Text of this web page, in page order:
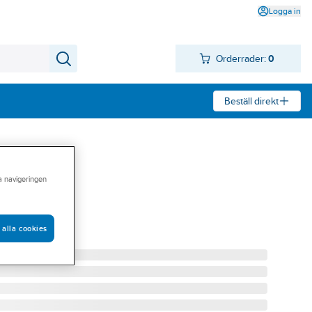
Logga in
Orderrader: 0
Beställ direkt
navigeringen
alla cookies